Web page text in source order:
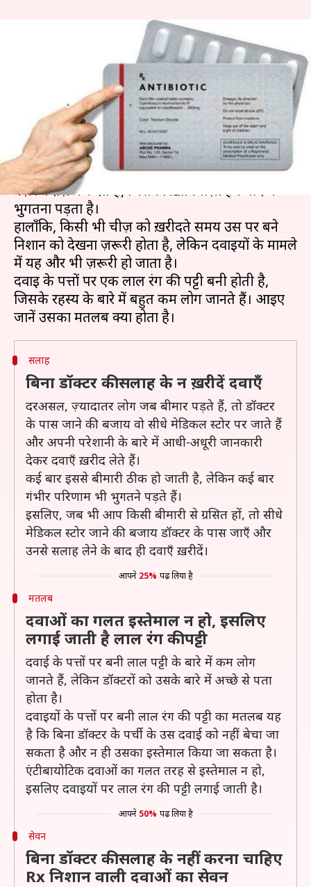
आख़िर दवाई के पत्तों पर क्यों बनी
होती है लाल रंग की पट्टी? जानिए
उसका मतलब
Aug 16, 2019 04:49 pm
क्या है खबर?
कई बार हम चीज़ें ख़रीदते समय उस पर बने निशानों को
नज़रअंदाज़ कर देते हैं, जिसका ख़ामियाज़ा हमें बाद में
भुगतना पड़ता है।
हालाँकि, किसी भी चीज़ को ख़रीदते समय उस पर बने
निशान को देखना ज़रूरी होता है, लेकिन दवाइयों के मामले
में यह और भी ज़रूरी हो जाता है।
दवाई के पत्तों पर एक लाल रंग की पट्टी बनी होती है,
जिसके रहस्य के बारे में बहुत कम लोग जानते हैं। आइए
सलाह
बिना डॉक्टर की सलाह के न ख़रीदें दवाएँ
दरअसल, ज़्यादातर लोग जब बीमार पड़ते हैं, तो डॉक्टर
के पास जाने की बजाय वो सीधे मेडिकल स्टोर पर जाते हैं
और अपनी परेशानी के बारे में आधी-अधूरी जानकारी
देकर दवाएँ ख़रीद लेते हैं।
कई बार इससे बीमारी ठीक हो जाती है, लेकिन कई बार
गंभीर परिणाम भी भुगतने पड़ते हैं।
इसलिए, जब भी आप किसी बीमारी से ग्रसित हों, तो सीधे
मेडिकल स्टोर जाने की बजाय डॉक्टर के पास जाएँ और
उनसे सलाह लेने के बाद ही दवाएँ ख़रीदें।
आपने 25% पढ़ लिया है
मतलब
दवाओं का गलत इस्तेमाल न हो, इसलिए
लगाई जाती है लाल रंग की पट्टी
दवाई के पत्तों पर बनी लाल पट्टी के बारे में कम लोग
जानते हैं, लेकिन डॉक्टरों को उसके बारे में अच्छे से पता
होता है।
दवाइयों के पत्तों पर बनी लाल रंग की पट्टी का मतलब यह
है कि बिना डॉक्टर के पर्ची के उस दवाई को नहीं बेचा जा
सकता है और न ही उसका इस्तेमाल किया जा सकता है।
एंटीबायोटिक दवाओं का गलत तरह से इस्तेमाल न हो,
इसलिए दवाइयों पर लाल रंग की पट्टी लगाई जाती है।
आपने 50% पढ़ लिया है
सेवन
बिना डॉक्टर की सलाह के नहीं करना चाहिए
Rx निशान वाली दवाओं का सेवन